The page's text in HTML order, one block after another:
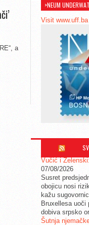
a
>NEUM
Visit www.uff.ba
Vučić i
07/08/2026
Susret
obojicu nosi
kažu
Bruxellesa uoči
dobiva srpsko
Šutnja